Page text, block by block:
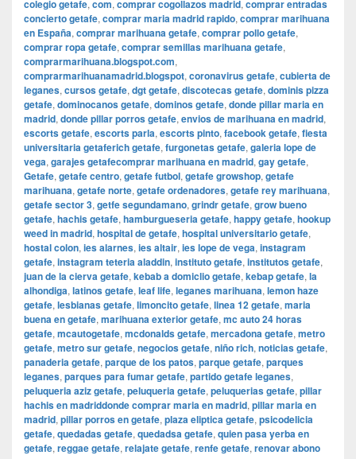
colegio getafe, com, comprar cogollazos madrid, comprar entradas
concierto getafe, comprar maria madrid rapido, comprar marihuana
en España, comprar marihuana getafe, comprar pollo getafe,
comprar ropa getafe, comprar semillas marihuana getafe,
comprarmarihuana.blogspot.com,
comprarmarihuanamadrid.blogspot, coronavirus getafe, cubierta de
leganes, cursos getafe, dgt getafe, discotecas getafe, dominis pizza
getafe, dominocanos getafe, dominos getafe, donde pillar maria en
madrid, donde pillar porros getafe, envios de marihuana en madrid,
escorts getafe, escorts parla, escorts pinto, facebook getafe, fiesta
universitaria getaferich getafe, furgonetas getafe, galeria lope de
vega, garajes getafecomprar marihuana en madrid, gay getafe,
Getafe, getafe centro, getafe futbol, getafe growshop, getafe
marihuana, getafe norte, getafe ordenadores, getafe rey marihuana,
getafe sector 3, getfe segundamano, grindr getafe, grow bueno
getafe, hachis getafe, hamburgueseria getafe, happy getafe, hookup
weed in madrid, hospital de getafe, hospital universitario getafe,
hostal colon, ies alarnes, ies altair, ies lope de vega, instagram
getafe, instagram teteria aladdin, instituto getafe, institutos getafe,
juan de la cierva getafe, kebab a domiclio getafe, kebap getafe, la
alhondiga, latinos getafe, leaf life, leganes marihuana, lemon haze
getafe, lesbianas getafe, limoncito getafe, linea 12 getafe, maria
buena en getafe, marihuana exterior getafe, mc auto 24 horas
getafe, mcautogetafe, mcdonalds getafe, mercadona getafe, metro
getafe, metro sur getafe, negocios getafe, niño rich, noticias getafe,
panaderia getafe, parque de los patos, parque getafe, parques
leganes, parques para fumar getafe, partido getafe leganes,
peluqueria aziz getafe, peluqueria getafe, peluquerias getafe, pillar
hachis en madriddonde comprar maria en madrid, pillar maria en
madrid, pillar porros en getafe, plaza eliptica getafe, psicodelicia
getafe, quedadas getafe, quedadsa getafe, quien pasa yerba en
getafe, reggae getafe, relajate getafe, renfe getafe, renovar abono